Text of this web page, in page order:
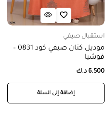
استقبال صيفي
موديل كتان صيفي كود 0831 –
فوشيا
6.500 د.ك
إضافة إلى السلة